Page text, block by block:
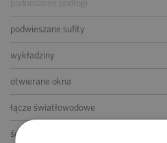
podnoszone podłogi
podwieszane sufity
wykładziny
otwierane okna
łącze światłowodowe
ścianki działowe